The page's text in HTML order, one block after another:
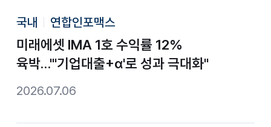
국내 연합인포맥스
미래에셋 IMA 1호 수익률 12%
육박…"'기업대출+α'로 성과 극대화"
2026.07.06